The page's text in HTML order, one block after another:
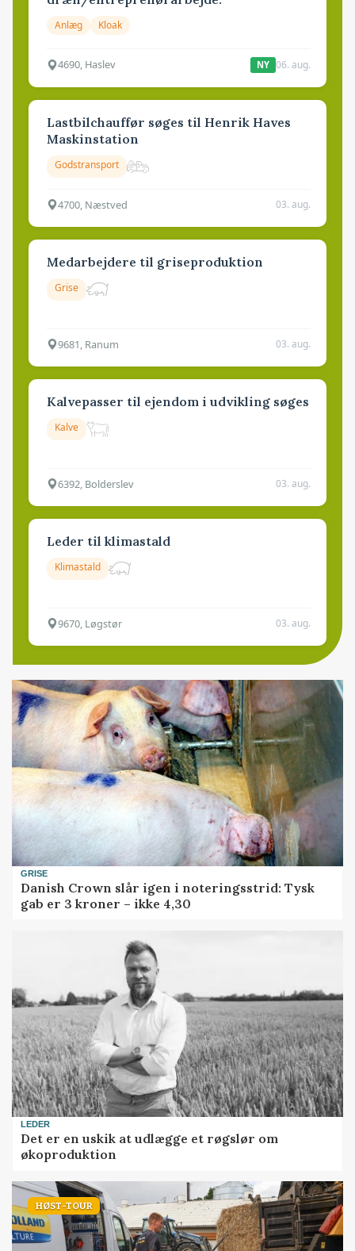
Anlæg Kloak
4690, Haslev NY 06. aug.
Lastbilchauffør søges til Henrik Haves
Maskinstation
Godstransport
4700, Næstved 03. aug.
Medarbejdere til griseproduktion
Grise
9681, Ranum 03. aug.
Kalvepasser til ejendom i udvikling søges
Kalve
6392, Bolderslev 03. aug.
Leder til klimastald
Klimastald
9670, Løgstør 03. aug.
GRISE
Danish Crown slår igen i noteringsstrid: Tysk
gab er 3 kroner – ikke 4,30
LEDER
Det er en uskik at udlægge et røgslør om
økoproduktion
HØST-TOUR